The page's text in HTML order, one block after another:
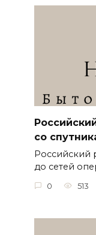
со
Российский
до сетей
0 513